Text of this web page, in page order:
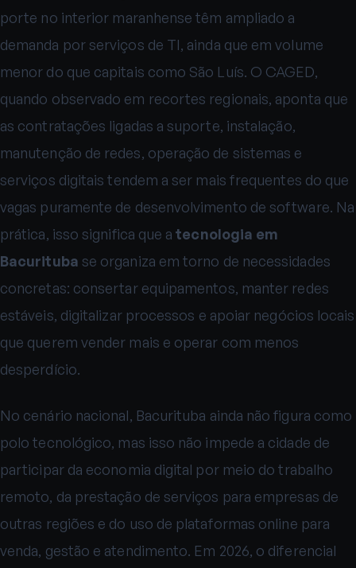
porte no interior maranhense têm ampliado a
demanda por serviços de TI, ainda que em volume
menor do que capitais como São Luís. O CAGED,
quando observado em recortes regionais, aponta que
as contratações ligadas a suporte, instalação,
manutenção de redes, operação de sistemas e
serviços digitais tendem a ser mais frequentes do que
vagas puramente de desenvolvimento de software. Na
prática, isso significa que atecnologia em
Bacurituba se organiza em torno de necessidades
concretas: consertar equipamentos, manter redes
estáveis, digitalizar processos e apoiar negócios locais
que querem vender mais e operar com menos
desperdício.
No cenário nacional, Bacurituba ainda não figura como
polo tecnológico, mas isso não impede a cidade de
participar da economia digital por meio do trabalho
remoto, da prestação de serviços para empresas de
outras regiões e do uso de plataformas online para
venda, gestão e atendimento. Em 2026, o diferencial